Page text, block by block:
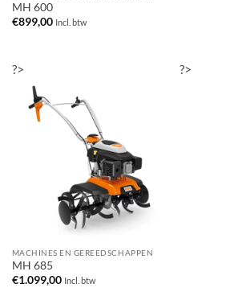
MH 600
€899,00 Incl. btw
?>
MACHINES EN GEREEDSCHAPPEN
MH 685
€1.099,00 Incl. btw
?>